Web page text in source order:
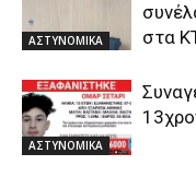
ΑΣΤΥΝΟΜΙΚΑ
στα
ΑΣΤΥΝΟΜΙΚΑ